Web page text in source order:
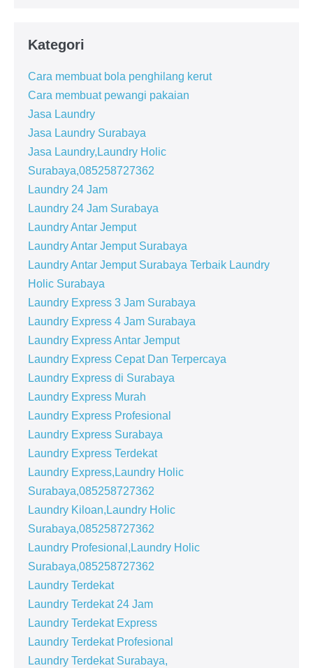
Kategori
Cara membuat bola penghilang kerut
Cara membuat pewangi pakaian
Jasa Laundry
Jasa Laundry Surabaya
Jasa Laundry,Laundry Holic
Surabaya,085258727362
Laundry 24 Jam
Laundry 24 Jam Surabaya
Laundry Antar Jemput
Laundry Antar Jemput Surabaya
Laundry Antar Jemput Surabaya Terbaik Laundry
Holic Surabaya
Laundry Express 3 Jam Surabaya
Laundry Express 4 Jam Surabaya
Laundry Express Antar Jemput
Laundry Express Cepat Dan Terpercaya
Laundry Express di Surabaya
Laundry Express Murah
Laundry Express Profesional
Laundry Express Surabaya
Laundry Express Terdekat
Laundry Express,Laundry Holic
Surabaya,085258727362
Laundry Kiloan,Laundry Holic
Surabaya,085258727362
Laundry Profesional,Laundry Holic
Surabaya,085258727362
Laundry Terdekat
Laundry Terdekat 24 Jam
Laundry Terdekat Express
Laundry Terdekat Profesional
Laundry Terdekat Surabaya,